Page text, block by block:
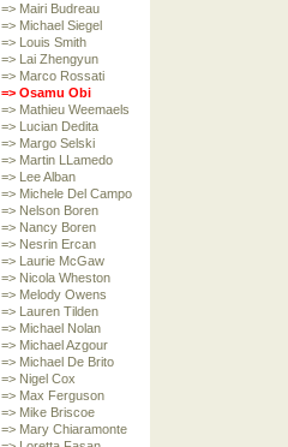
=> Mairi Budreau
=> Michael Siegel
=> Louis Smith
=> Lai Zhengyun
=> Marco Rossati
=> Osamu Obi
=> Mathieu Weemaels
=> Lucian Dedita
=> Margo Selski
=> Martin LLamedo
=> Lee Alban
=> Michele Del Campo
=> Nelson Boren
=> Nancy Boren
=> Nesrin Ercan
=> Laurie McGaw
=> Nicola Wheston
=> Melody Owens
=> Lauren Tilden
=> Michael Nolan
=> Michael Azgour
=> Michael De Brito
=> Nigel Cox
=> Max Ferguson
=> Mike Briscoe
=> Mary Chiaramonte